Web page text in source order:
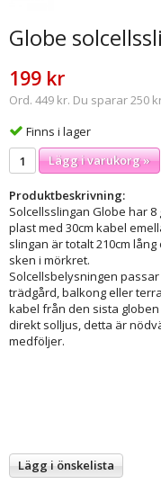
Globe
199 kr
Ord. 449 kr. Du sparar 250
Finns i lager
Lägg i varukorg »
Produktbeskrivning:
Solcellsslingan Globe har
plast med 30cm kabel
slingan är totalt 210cm
sken i mörkret.
Solcellsbelysningen
trädgård, balkong eller
kabel från den sista
direkt solljus, detta är
medföljer.
Lägg i önskelista